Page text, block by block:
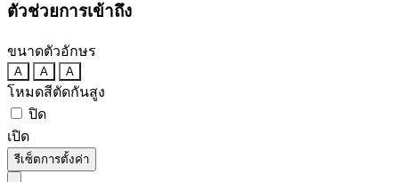
ตัวช่วยการเข้าถึง
ขนาดตัวอักษร
A A A
โหมดสีตัดกันสูง
ปิด
เปิด
รีเซ็ตการตั้งค่า